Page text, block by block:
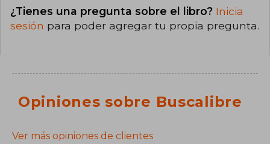
¿Tienes una pregunta sobre el libro? Inicia
sesión para poder agregar tu propia pregunta.
Opiniones sobre Buscalibre
Ver más opiniones de clientes